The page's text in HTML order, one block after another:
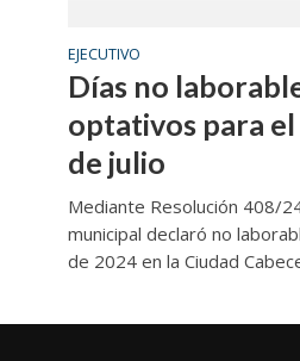
EJECUTIVO
Días no
optativos para el
de julio
Mediante Resolución 408/
municipal declaró no
de 2024 en la Ciudad